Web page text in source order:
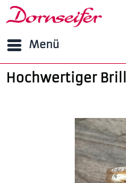
Menü
Hochwertiger